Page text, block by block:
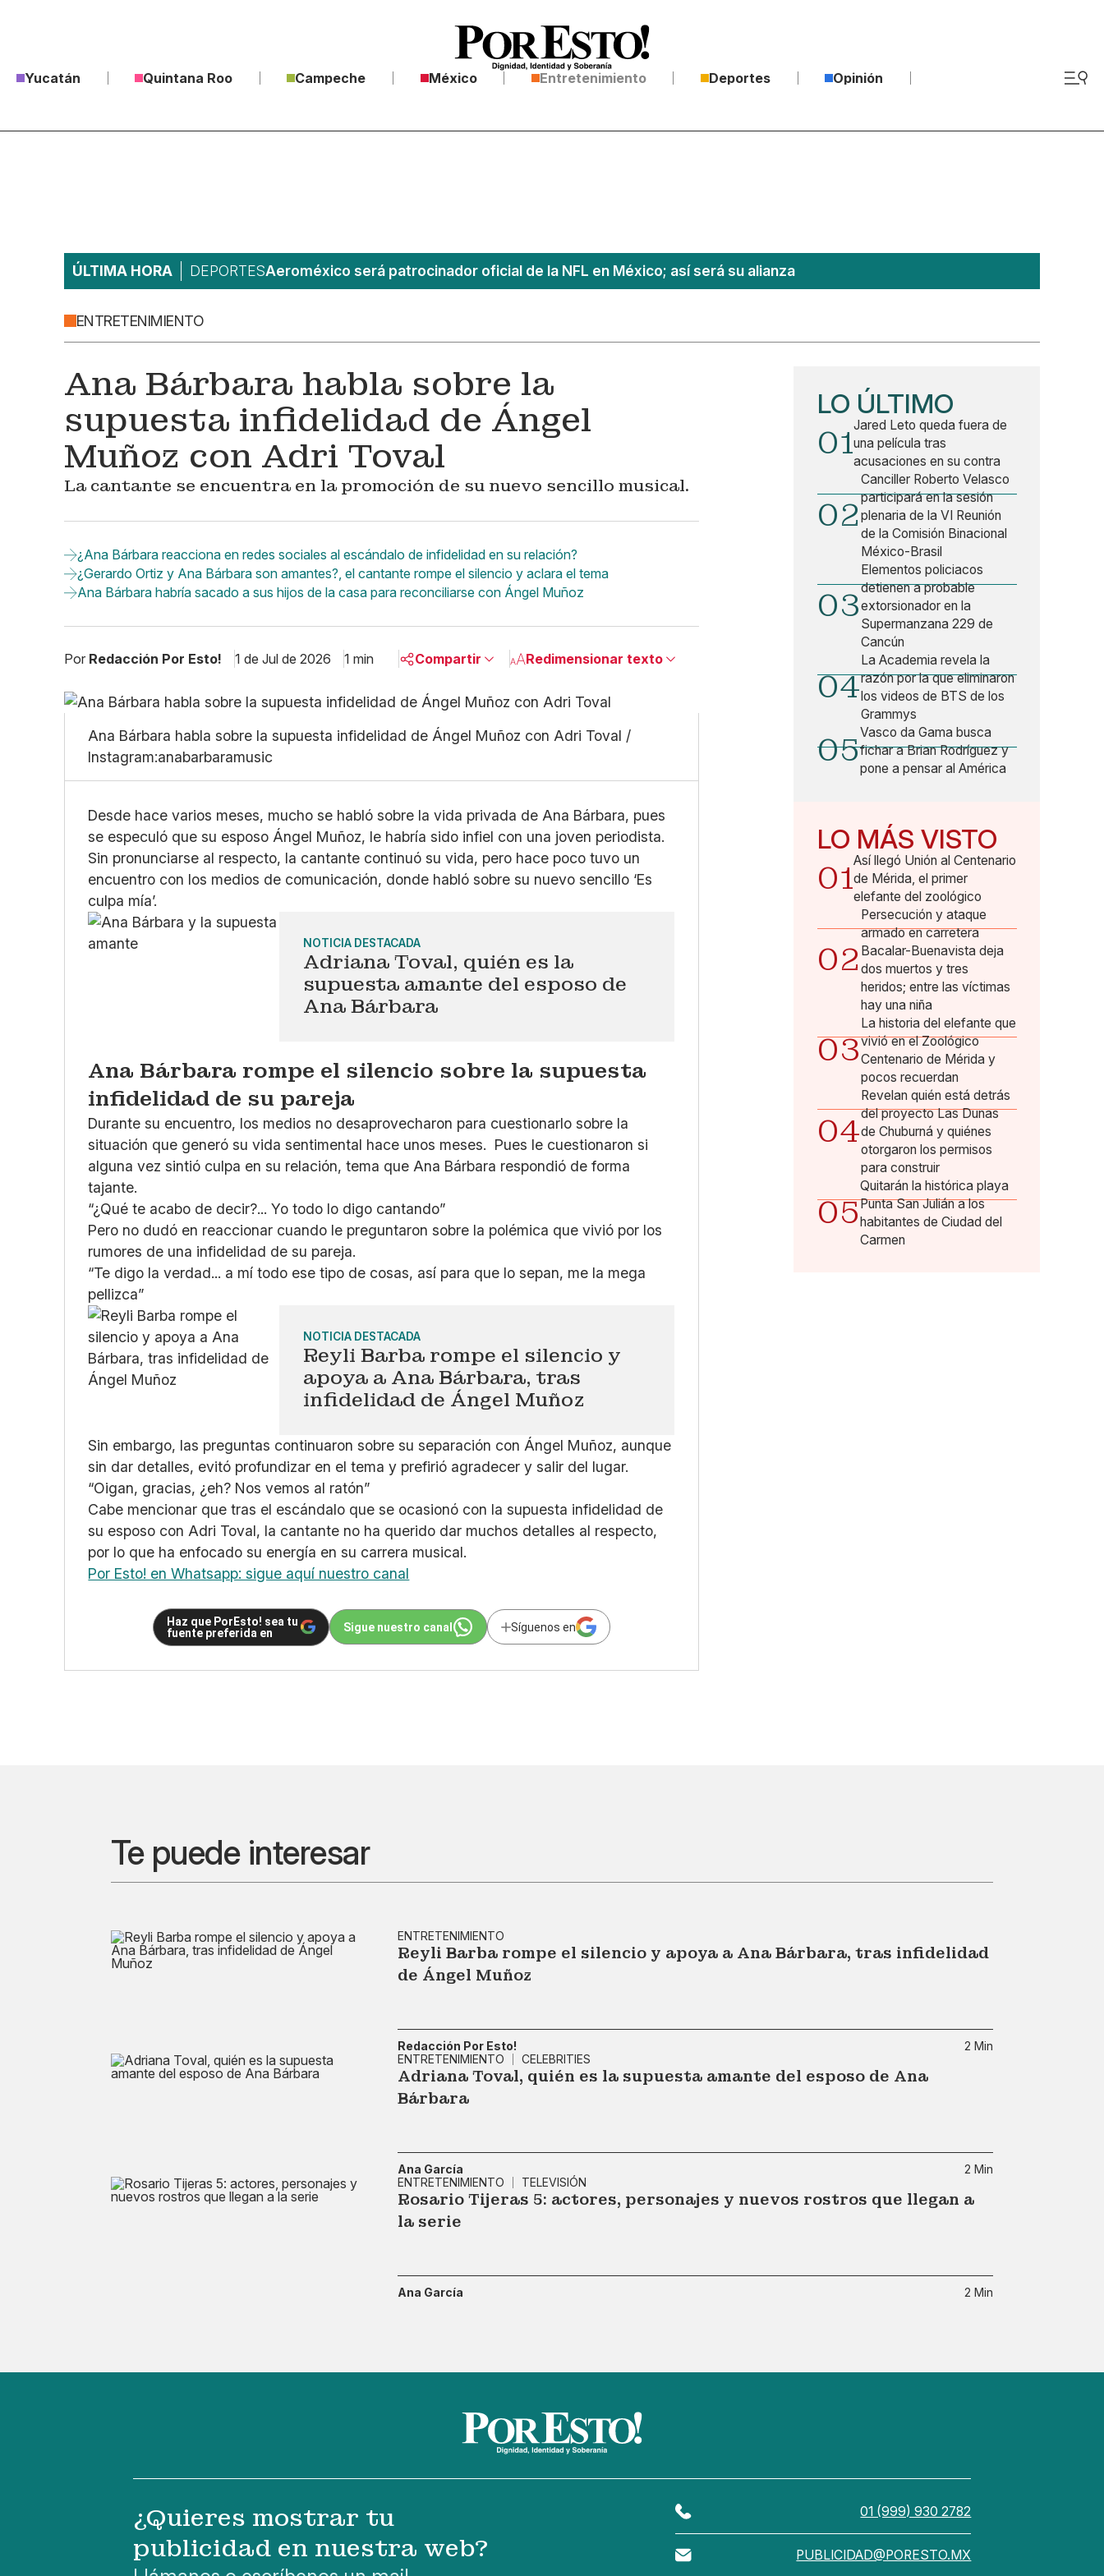
Yucatán Quintana Roo Campeche México Entretenimiento Deportes Opinión
ÚLTIMA HORA DEPORTESAeroméxico será patrocinador oficial de la NFL en México; así será su alianza
ENTRETENIMIENTO
Ana Bárbara habla sobre la
supuesta infidelidad de Ángel
Muñoz con Adri Toval
La cantante se encuentra en la promoción de su nuevo sencillo musical.
¿Ana Bárbara reacciona en redes sociales al escándalo de infidelidad en su relación?
¿Gerardo Ortiz y Ana Bárbara son amantes?, el cantante rompe el silencio y aclara el tema
Ana Bárbara habría sacado a sus hijos de la casa para reconciliarse con Ángel Muñoz
Por Redacción Por Esto! 1 de Jul de 2026 1 min Compartir
Linkedin
Facebook
Copiar enlace
Redimensionar texto
Pequeño
Grande
Ana Bárbara habla sobre la supuesta infidelidad de Ángel Muñoz con Adri Toval /
Instagram:anabarbaramusic
Desde hace varios meses, mucho se habló sobre la vida privada de Ana Bárbara, pues
se especuló que su esposo Ángel Muñoz, le habría sido infiel con una joven periodista.
Sin pronunciarse al respecto, la cantante continuó su vida, pero hace poco tuvo un
encuentro con los medios de comunicación, donde habló sobre su nuevo sencillo ‘Es
culpa mía’.
NOTICIA DESTACADA
Adriana Toval, quién es la
supuesta amante del esposo de
Ana Bárbara
Ana Bárbara rompe el silencio sobre la supuesta
infidelidad de su pareja
Durante su encuentro, los medios no desaprovecharon para cuestionarlo sobre la
situación que generó su vida sentimental hace unos meses. Pues le cuestionaron si
alguna vez sintió culpa en su relación, tema que Ana Bárbara respondió de forma
tajante.
“¿Qué te acabo de decir?... Yo todo lo digo cantando”
Pero no dudó en reaccionar cuando le preguntaron sobre la polémica que vivió por los
rumores de una infidelidad de su pareja.
“Te digo la verdad... a mí todo ese tipo de cosas, así para que lo sepan, me la mega
pellizca”
NOTICIA DESTACADA
Reyli Barba rompe el silencio y
apoya a Ana Bárbara, tras
infidelidad de Ángel Muñoz
Sin embargo, las preguntas continuaron sobre su separación con Ángel Muñoz, aunque
sin dar detalles, evitó profundizar en el tema y prefirió agradecer y salir del lugar.
“Oigan, gracias, ¿eh? Nos vemos al ratón”
Cabe mencionar que tras el escándalo que se ocasionó con la supuesta infidelidad de
su esposo con Adri Toval, la cantante no ha querido dar muchos detalles al respecto,
por lo que ha enfocado su energía en su carrera musical.
Por Esto! en Whatsapp: sigue aquí nuestro canal
Haz que PorEsto! sea tu
fuente preferida en
Sigue nuestro canal Síguenos en
LO ÚLTIMO
01Jared Leto queda fuera de
una película tras
acusaciones en su contra
02
Canciller Roberto Velasco
participará en la sesión
plenaria de la VI Reunión
de la Comisión Binacional
México-Brasil
03
Elementos policiacos
detienen a probable
extorsionador en la
Supermanzana 229 de
Cancún
04
La Academia revela la
razón por la que eliminaron
los videos de BTS de los
Grammys
05Vasco da Gama busca
fichar a Brian Rodríguez y
pone a pensar al América
LO MÁS VISTO
01Así llegó Unión al Centenario
de Mérida, el primer
elefante del zoológico
02
Persecución y ataque
armado en carretera
Bacalar-Buenavista deja
dos muertos y tres
heridos; entre las víctimas
hay una niña
03
La historia del elefante que
vivió en el Zoológico
Centenario de Mérida y
pocos recuerdan
04
Revelan quién está detrás
del proyecto Las Dunas
de Chuburná y quiénes
otorgaron los permisos
para construir
05
Quitarán la histórica playa
Punta San Julián a los
habitantes de Ciudad del
Carmen
Te puede interesar
ENTRETENIMIENTO
Reyli Barba rompe el silencio y apoya a Ana Bárbara, tras infidelidad
de Ángel Muñoz
Redacción Por Esto!
2 Min
ENTRETENIMIENTO
CELEBRITIES
Adriana Toval, quién es la supuesta amante del esposo de Ana
Bárbara
Ana García
2 Min
ENTRETENIMIENTO
TELEVISIÓN
Rosario Tijeras 5: actores, personajes y nuevos rostros que llegan a
la serie
Ana García 2 Min
¿Quieres mostrar tu
publicidad en nuestra web?
01 (999) 930 2782
PUBLICIDAD@PORESTO.MX